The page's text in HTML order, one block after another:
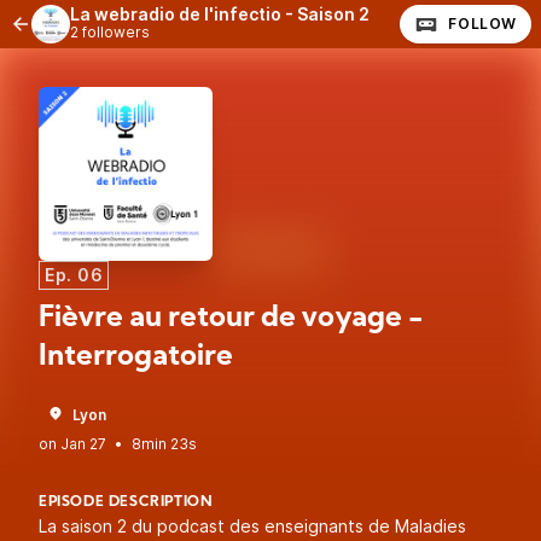
La webradio de l'infectio - Saison 2
2 followers FOLLOW
Ep. 06
Fièvre au retour de voyage -
Interrogatoire
Lyon
•
8min 23s
EPISODE DESCRIPTION
La saison 2 du podcast des enseignants de Maladies